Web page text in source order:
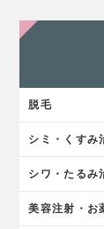
脱毛
シミ・くすみ
シワ・たるみ
美容注射・お